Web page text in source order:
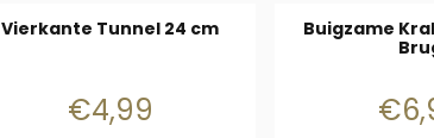
Vierkante Tunnel 24 cm
Prijs: 4,99
€4,99
Buigzame